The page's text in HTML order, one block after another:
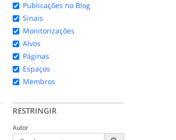
Publicações no Blog
Sinais
Monitorizações
Alvos
Páginas
Espaços
Membros
RESTRINGIR
Autor